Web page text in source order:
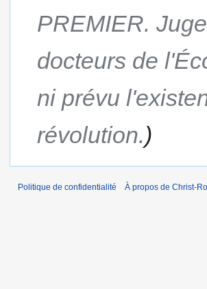
PREMIER.
docteurs de
ni prévu
révolution.
Politique de confidentialité À propos de Christ-